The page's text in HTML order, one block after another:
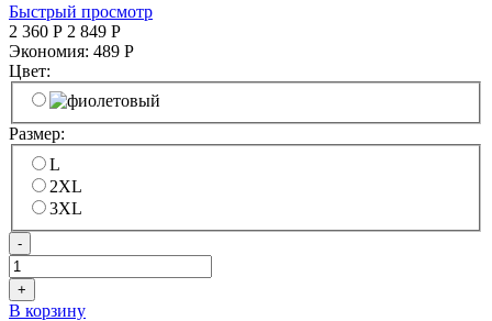
Быстрый просмотр
2 360 Р 2 849 Р
Экономия: 489 Р
Цвет:
Размер:
L
2XL
3XL
-
+
В корзину